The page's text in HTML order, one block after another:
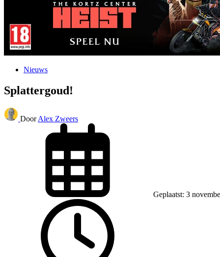
Nieuws
Splattergoud!
Door Alex Zweers
Geplaatst: 3